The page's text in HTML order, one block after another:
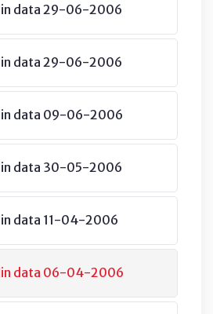
data 29-06-2006
data 29-06-2006
data 09-06-2006
data 30-05-2006
data 11-04-2006
data 06-04-2006